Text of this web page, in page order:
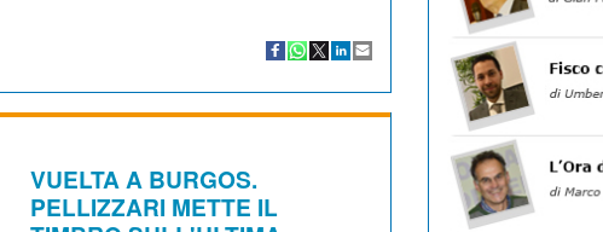
VUELTA A BURGOS.
PELLIZZARI METTE IL